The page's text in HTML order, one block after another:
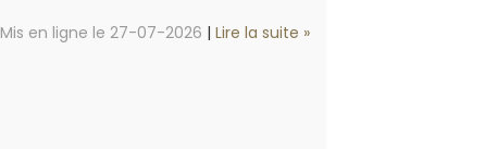
Mis en ligne le 27-07-2026 |Lire la suite »